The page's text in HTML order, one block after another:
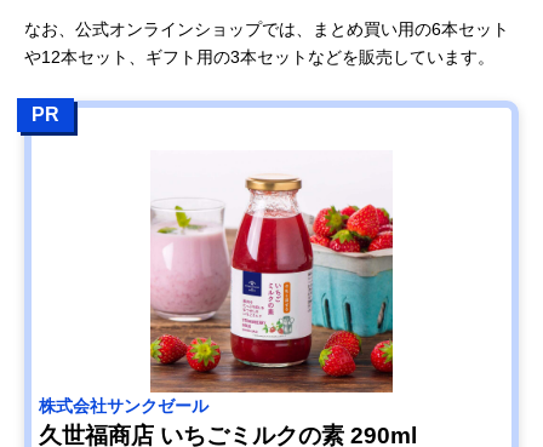
なお、公式オンラインショップでは、まとめ買い用の6本セット
や12本セット、ギフト用の3本セットなどを販売しています。
PR
株式会社サンクゼール
久世福商店 いちごミルクの素 290ml